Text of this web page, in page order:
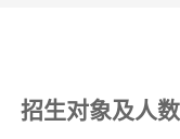
招生对象及人数